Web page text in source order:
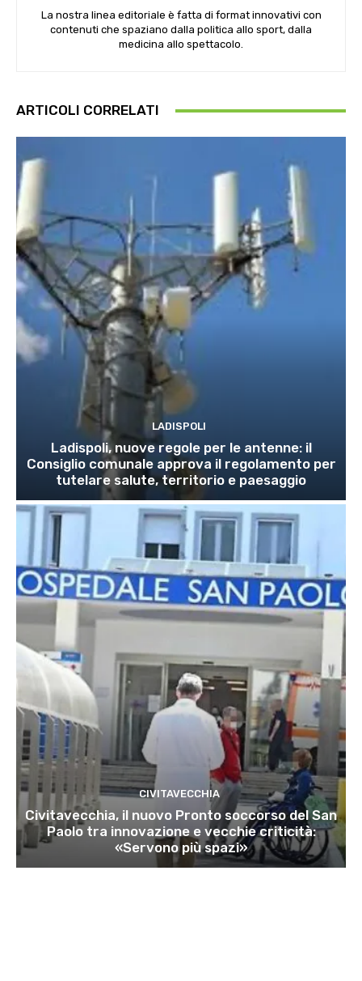
La nostra linea editoriale è fatta di format innovativi con
contenuti che spaziano dalla politica allo sport, dalla
medicina allo spettacolo.
ARTICOLI CORRELATI
LADISPOLI
Ladispoli, nuove regole per le antenne: il
Consiglio comunale approva il regolamento per
tutelare salute, territorio e paesaggio
CIVITAVECCHIA
Civitavecchia, il nuovo Pronto soccorso del San
Paolo tra innovazione e vecchie criticità:
«Servono più spazi»